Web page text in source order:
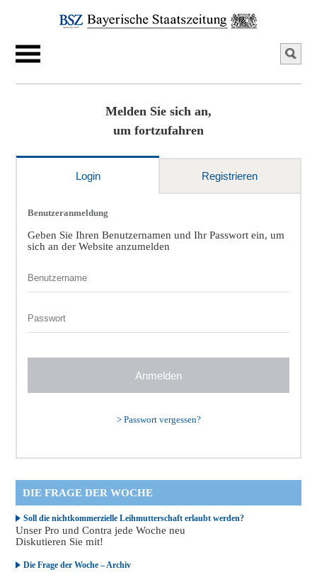
Melden Sie sich an,
um fortzufahren
Login Registrieren
Benutzeranmeldung
Geben Sie Ihren Benutzernamen und Ihr Passwort ein, um
sich an der Website anzumelden
> Passwort vergessen?
DIE FRAGE DER WOCHE
Soll die nichtkommerzielle Leihmutterschaft erlaubt werden?
Unser Pro und Contra jede Woche neu
Diskutieren Sie mit!
Die Frage der Woche – Archiv